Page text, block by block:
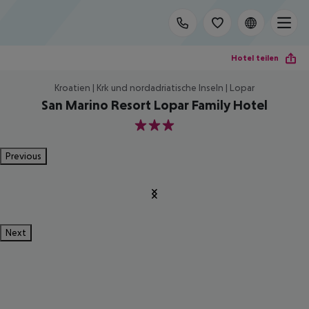
Hotel teilen
Kroatien | Krk und nordadriatische Inseln | Lopar
San Marino Resort Lopar Family Hotel
3
Previous
Next